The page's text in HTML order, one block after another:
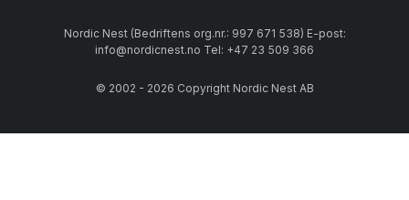
Nordic Nest (Bedriftens org.nr.: 997 671 538) E-post:
info@nordicnest.no Tel: +47 23 509 366
© 2002 - 2026 Copyright Nordic Nest AB